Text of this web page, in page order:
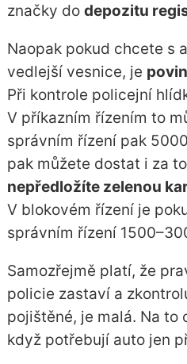
značky do depozitu
Naopak pokud chcete s
vedlejší vesnice, je
Při kontrole policejní
V příkazním řízením to
správním řízení pak
pak můžete dostat i za
nepředložíte zelenou
V blokovém řízení je
správním řízení
Samozřejmě platí, že
policie zastaví a
pojištěné, je malá. Na to
když potřebují auto jen